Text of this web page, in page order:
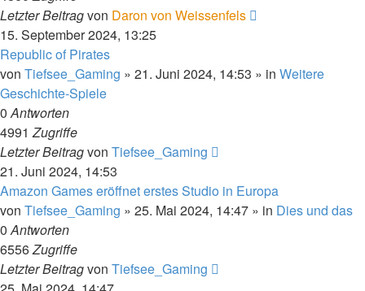
Letzter Beitragvon Daron von Weissenfels
15. September 2024, 13:25
Republic of Pirates
von Tiefsee_Gaming » 21. Juni 2024, 14:53 » in Weitere
Geschichte-Spiele
0Antworten
4991Zugriffe
Letzter Beitragvon Tiefsee_Gaming
21. Juni 2024, 14:53
Amazon Games eröffnet erstes Studio in Europa
von Tiefsee_Gaming » 25. Mai 2024, 14:47 » in Dies und das
0Antworten
6556Zugriffe
Letzter Beitragvon Tiefsee_Gaming